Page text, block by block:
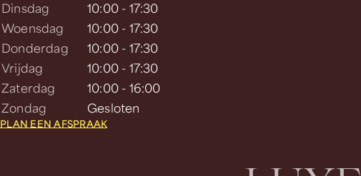
Dinsdag
10:00 - 17:30
Woensdag
10:00 - 17:30
Donderdag
10:00 - 17:30
Vrijdag
10:00 - 17:30
Zaterdag
10:00 - 16:00
Zondag
Gesloten
PLAN EEN AFSPRAAK